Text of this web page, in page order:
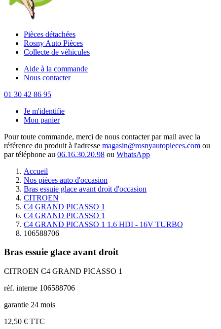
Pièces détachées
Rosny Auto Pièces
Collecte de véhicules
Aide à la commande
Nous contacter
01 30 42 86 95
Je m'identifie
Mon panier
Pour toute commande, merci de nous contacter par mail avec la
référence du produit à l'adresse magasin@rosnyautopieces.com ou
par téléphone au 06.16.30.20.98 ou WhatsApp
Accueil
Nos pièces auto d'occasion
Bras essuie glace avant droit d'occasion
CITROEN
C4 GRAND PICASSO 1
C4 GRAND PICASSO 1
C4 GRAND PICASSO 1 1.6 HDI - 16V TURBO
106588706
Bras essuie glace avant droit
CITROEN C4 GRAND PICASSO 1
réf. interne 106588706
garantie 24 mois
12,50 € TTC